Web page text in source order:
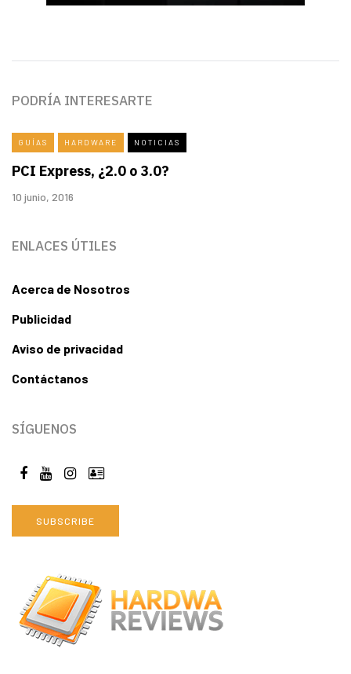
PODRÍA INTERESARTE
GUÍAS HARDWARE NOTICIAS
PCI Express, ¿2.0 o 3.0?
10 junio, 2016
ENLACES ÚTILES
Acerca de Nosotros
Publicidad
Aviso de privacidad
Contáctanos
SÍGUENOS
SUBSCRIBE